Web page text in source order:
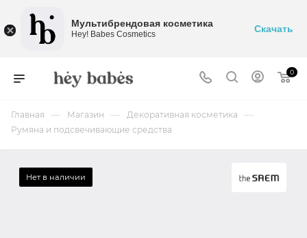
0
Главная — Магазин — Декоративная косметика —
Румяна и подсвечивающие средства
Нет в наличии
Мультибрендовая косметика
Hey! Babes Cosmetics Скачать